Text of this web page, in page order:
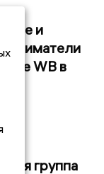
и
WB в
группа